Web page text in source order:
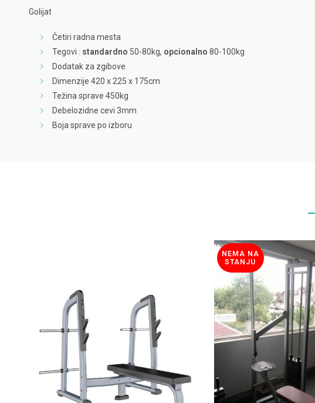
Golijat
Četiri radna mesta
Tegovi : standardno 50-80kg, opcionalno 80-100kg
Dodatak za zgibove
Dimenzije 420 x 225 x 175cm
Težina sprave 450kg
Debelozidne cevi 3mm
Boja sprave po izboru
NEMA NA
STANJU